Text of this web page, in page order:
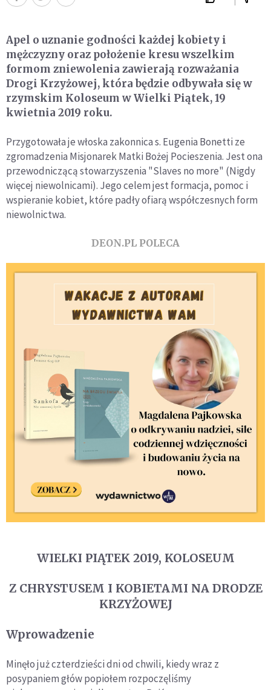
Apel o uznanie godności każdej kobiety i
mężczyzny oraz położenie kresu wszelkim
formom zniewolenia zawierają rozważania
Drogi Krzyżowej, która będzie odbywała się w
rzymskim Koloseum w Wielki Piątek, 19
kwietnia 2019 roku.
Przygotowała je włoska zakonnica s. Eugenia Bonetti ze
zgromadzenia Misjonarek Matki Bożej Pocieszenia. Jest ona
przewodniczącą stowarzyszenia "Slaves no more" (Nigdy
więcej niewolnicami). Jego celem jest formacja, pomoc i
wspieranie kobiet, które padły ofiarą współczesnych form
niewolnictwa.
DEON.PL POLECA
WIELKI PIĄTEK 2019, KOLOSEUM
Z CHRYSTUSEM I KOBIETAMI NA DRODZE
KRZYŻOWEJ
Wprowadzenie
Minęło już czterdzieści dni od chwili, kiedy wraz z
posypaniem głów popiołem rozpoczęliśmy